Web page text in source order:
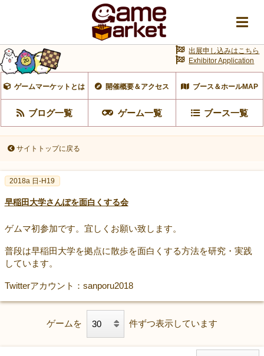
ゲームマーケットとは 開催概要＆アクセス ブース＆ホールMAP
ブログ一覧 ゲーム一覧 ブース一覧
出展申し込みはこちら
Exhibitor Application
サイトトップに戻る
2018a 日-H19
早稲田大学さんぽを面白くする会
ゲムマ初参加です。宜しくお願い致します。
普段は早稲田大学を拠点に散歩を面白くする方法を研究・実践
しています。
Twitterアカウント：sanporu2018
ゲームを 件ずつ表示しています